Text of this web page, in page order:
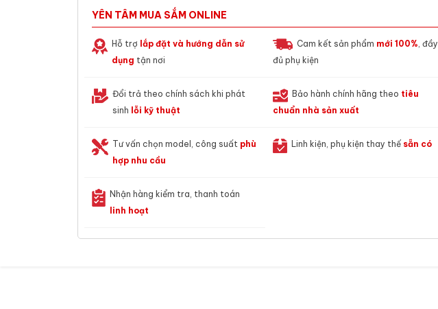
YÊN TÂM MUA SẮM ONLINE
Hỗ trợ lắp đặt và hướng dẫn sử
dụng tận nơi
Cam kết sản phẩm mới 100% , đầy
đủ phụ kiện
Đổi trả theo chính sách khi phát
sinh lỗi kỹ thuật
Bảo hành chính hãng theo tiêu
chuẩn nhà sản xuất
Tư vấn chọn model, công suất phù
hợp nhu cầu
Linh kiện, phụ kiện thay thế sẵn có
Nhận hàng kiểm tra, thanh toán
linh hoạt